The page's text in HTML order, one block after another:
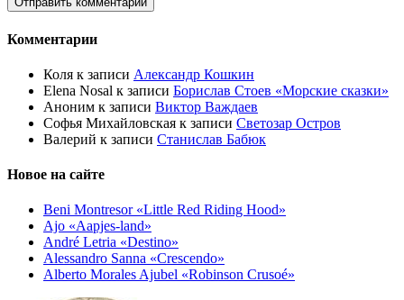
Комментарии
Коля к записи Александр Кошкин
Elena Nosal к записи Борислав Стоев «Морские сказки»
Аноним к записи Виктор Важдаев
Софья Михайловская к записи Светозар Остров
Валерий к записи Станислав Бабюк
Новое на сайте
Beni Montresor «Little Red Riding Hood»
Ajo «Aapjes-land»
André Letria «Destino»
Alessandro Sanna «Crescendo»
Alberto Morales Ajubel «Robinson Crusoé»